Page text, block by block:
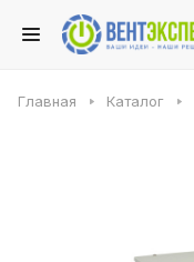
Главная Каталог